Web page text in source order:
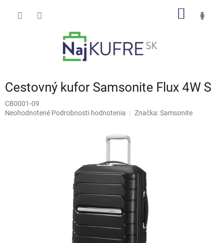
Cestovný kufor Samsonite Flux 4W S
CB0001-09
Priemerné
Neohodnotené Podrobnosti hodnotenia Značka:Samsonite